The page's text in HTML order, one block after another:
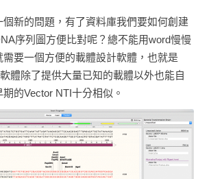
個新的問題，有了資料庫我們要如何創建
序列圖方便比對呢？總不能用word慢慢
需要一個方便的載體設計軟體，也就是
體除了提供大量已知的載體以外也能自
的Vector NTI十分相似。